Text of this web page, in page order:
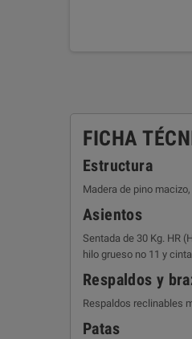
FICHA
Estructura
Madera de pino
Asientos
Sentada de 30 Kg. HR
hilo grueso no 11 y
Respaldos y
Respaldos reclinables
Patas